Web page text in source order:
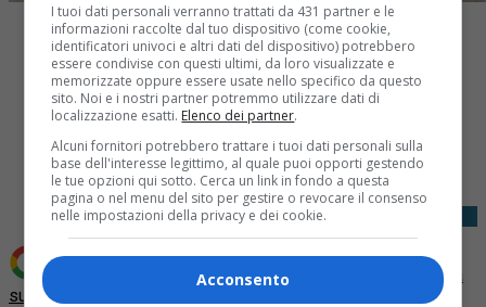
Tweet
Aggiungi Quotidiano Piemontese come
Fonte preferita
su Google
I tuoi dati personali verranno trattati da 431 partner e le
informazioni raccolte dal tuo dispositivo (come cookie,
identificatori univoci e altri dati del dispositivo) potrebbero
essere condivise con questi ultimi, da loro visualizzate e
memorizzate oppure essere usate nello specifico da questo
sito. Noi e i nostri partner potremmo utilizzare dati di
localizzazione esatti. Elenco dei partner.
Alcuni fornitori potrebbero trattare i tuoi dati personali sulla
base dell'interesse legittimo, al quale puoi opporti gestendo
le tue opzioni qui sotto. Cerca un link in fondo a questa
pagina o nel menu del sito per gestire o revocare il consenso
nelle impostazioni della privacy e dei cookie.
Acconsento